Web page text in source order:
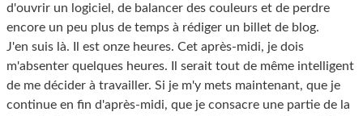
d'ouvrir un logiciel, de balancer des couleurs et de perdre
encore un peu plus de temps à rédiger un billet de blog.
J'en suis là. Il est onze heures. Cet après-midi, je dois
m'absenter quelques heures. Il serait tout de même intelligent
de me décider à travailler. Si je m'y mets maintenant, que je
continue en fin d'après-midi, que je consacre une partie de la